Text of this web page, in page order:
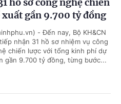
hồ sơ công nghệ chiến
gần 9.700 tỷ đồng
- Đến nay, Bộ KH&CN
nhận 31 hồ sơ nhiệm vụ công
chiến lược với tổng kinh phí dự
gần 9.700 tỷ đồng, từng bước...